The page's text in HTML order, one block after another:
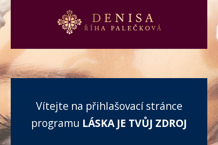
Vítejte na přihlašovací stránce
programu LÁSKA JE TVŮJ ZDROJ